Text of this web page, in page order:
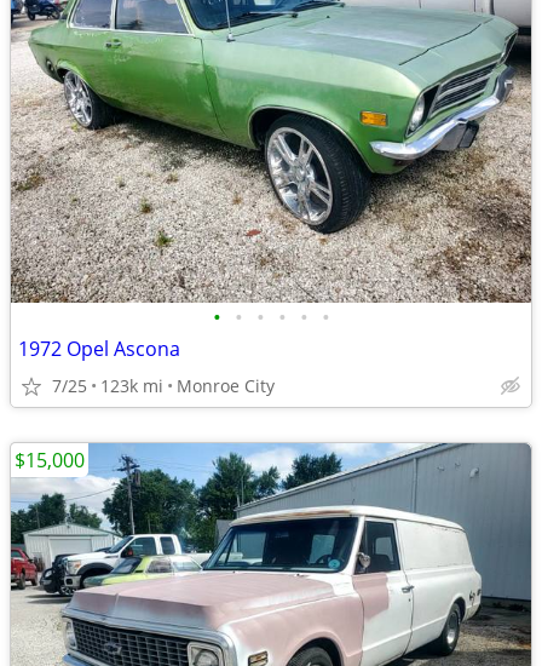
• • • • • •
1972 Opel Ascona
7/25 123k mi Monroe City
$15,000